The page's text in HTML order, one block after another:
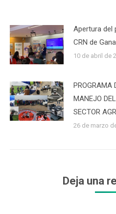
Apertura del
CRN de
10 de abril de
PROGRAMA
MANEJO
SECTOR
26 de marzo
Deja una